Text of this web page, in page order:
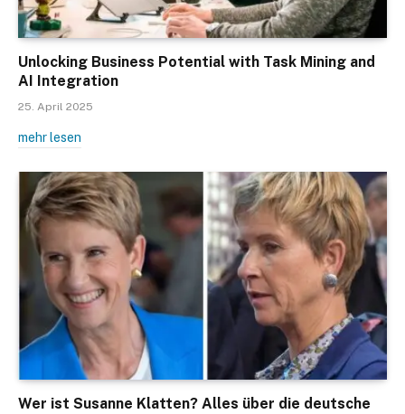
Unlocking Business Potential with Task Mining and
AI Integration
25. April 2025
mehr lesen
Wer ist Susanne Klatten? Alles über die deutsche